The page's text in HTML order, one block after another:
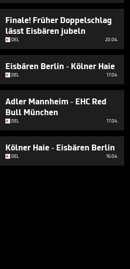
Finale! Früher Doppelschlag
lässt Eisbären jubeln
DEL 20.04.
Eisbären Berlin - Kölner Haie
DEL 17.04.
Adler Mannheim - EHC Red
Bull München
DEL 17.04.
Kölner Haie - Eisbären Berlin
DEL 16.04.